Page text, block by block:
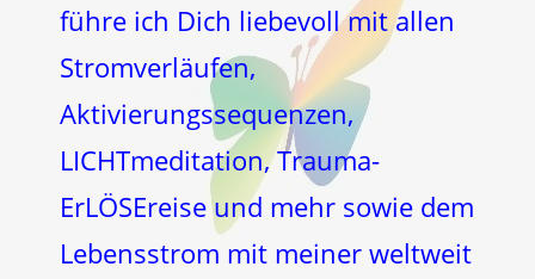
führe ich Dich liebevoll mit allen
Stromverläufen,
Aktivierungssequenzen,
LICHTmeditation, Trauma-
ErLÖSEreise und mehr sowie dem
Lebensstrom mit meiner weltweit